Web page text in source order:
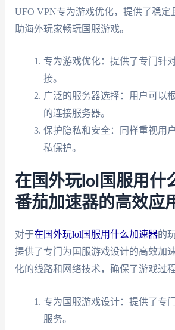
UFO VPN专为游戏优化，提供了稳定
助海外玩家畅玩国服游戏。
专为游戏优化：提供了专门针
接。
广泛的服务器选择：用户可以
的连接服务器。
保护隐私和安全：同样重视用
私保护。
在国外玩lol国服用什
番茄加速器的高效应
对于在国外玩lol国服用什么加速器的
提供了专门为国服游戏设计的高效加
化的线路和网络技术，确保了游戏过
专为国服游戏设计：提供了专
服务。